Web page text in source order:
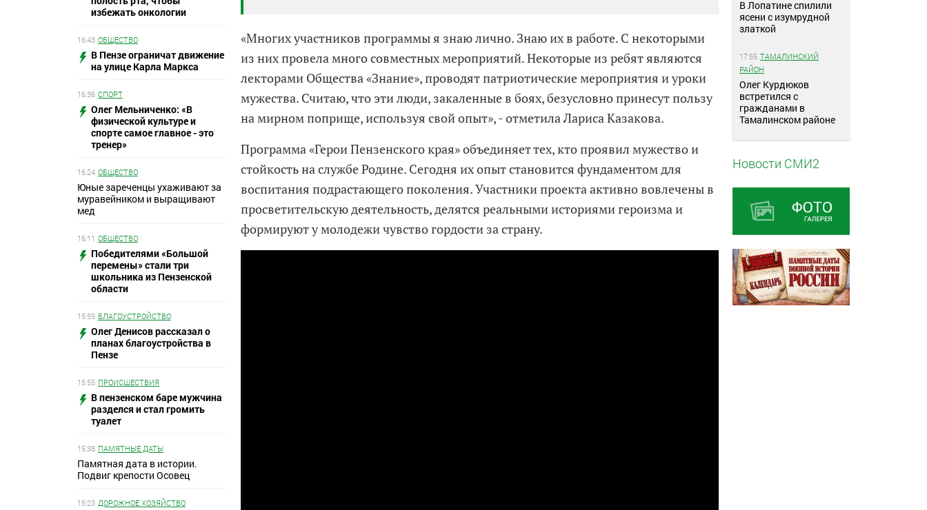
избежать онкологии
16:43 ОБЩЕСТВО
В Пензе ограничат движение
на улице Карла Маркса
16:36 СПОРТ
Олег Мельниченко: «В
физической культуре и
спорте самое главное - это
тренер»
16:24 ОБЩЕСТВО
Юные зареченцы ухаживают за
муравейником и выращивают
мед
16:11 ОБЩЕСТВО
Победителями «Большой
перемены» стали три
школьника из Пензенской
области
15:59 БЛАГОУСТРОЙСТВО
Олег Денисов рассказал о
планах благоустройства в
Пензе
15:55 ПРОИСШЕСТВИЯ
В пензенском баре мужчина
разделся и стал громить
туалет
15:38 ПАМЯТНЫЕ ДАТЫ
Памятная дата в истории.
Подвиг крепости Осовец
15:23 ДОРОЖНОЕ ХОЗЯЙСТВО
«Многих участников программы я знаю лично. Знаю их в работе. С некоторыми
из них провела много совместных мероприятий. Некоторые из ребят являются
лекторами Общества «Знание», проводят патриотические мероприятия и уроки
мужества. Считаю, что эти люди, закаленные в боях, безусловно принесут пользу
на мирном поприще, используя свой опыт», - отметила Лариса Казакова.
Программа «Герои Пензенского края» объединяет тех, кто проявил мужество и
стойкость на службе Родине. Сегодня их опыт становится фундаментом для
воспитания подрастающего поколения. Участники проекта активно вовлечены в
просветительскую деятельность, делятся реальными историями героизма и
формируют у молодежи чувство гордости за страну.
В Лопатине спилили
ясени с изумрудной
златкой
17:55 ТАМАЛИНСКИЙ
РАЙОН
Олег Курдюков
встретился с
гражданами в
Тамалинском районе
Новости СМИ2